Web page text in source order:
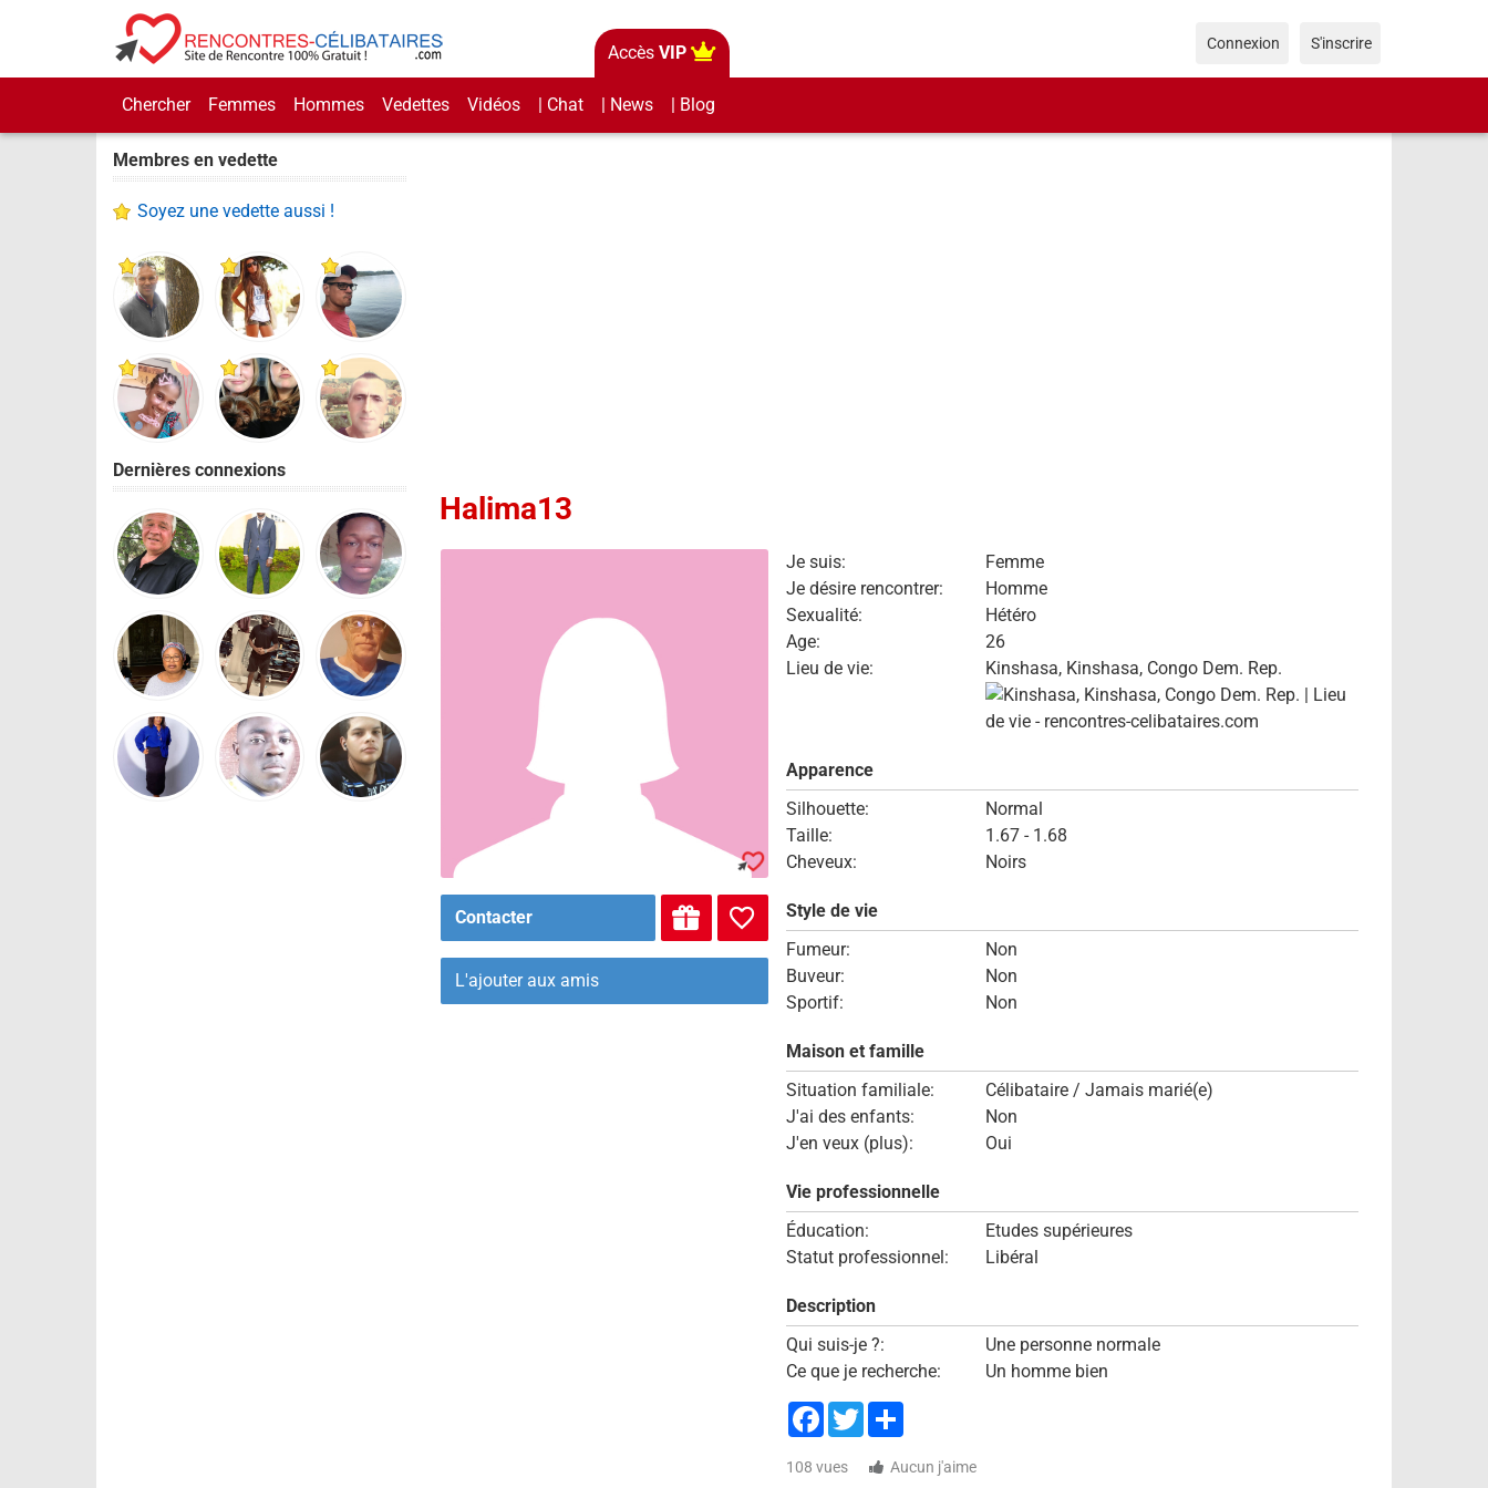
Accès VIP
Chercher Femmes Hommes Vedettes Vidéos | Chat | News | Blog
Connexion S'inscrire
Membres en vedette
Soyez une vedette aussi !
Dernières connexions
Halima13
Contacter
L'ajouter aux amis
Je suis:
Femme
Je désire rencontrer:
Homme
Sexualité:
Hétéro
Age:
26
Lieu de vie:
Kinshasa, Kinshasa, Congo Dem. Rep.
Apparence
Silhouette:
Normal
Taille:
1.67 - 1.68
Cheveux:
Noirs
Style de vie
Fumeur:
Non
Buveur:
Non
Sportif:
Non
Maison et famille
Situation familiale:
Célibataire / Jamais marié(e)
J'ai des enfants:
Non
J'en veux (plus):
Oui
Vie professionnelle
Éducation:
Etudes supérieures
Statut professionnel:
Libéral
Description
Qui suis-je ?:
Une personne normale
Ce que je recherche:
Un homme bien
Facebook
TwitterShare
108 vues Aucun j'aime